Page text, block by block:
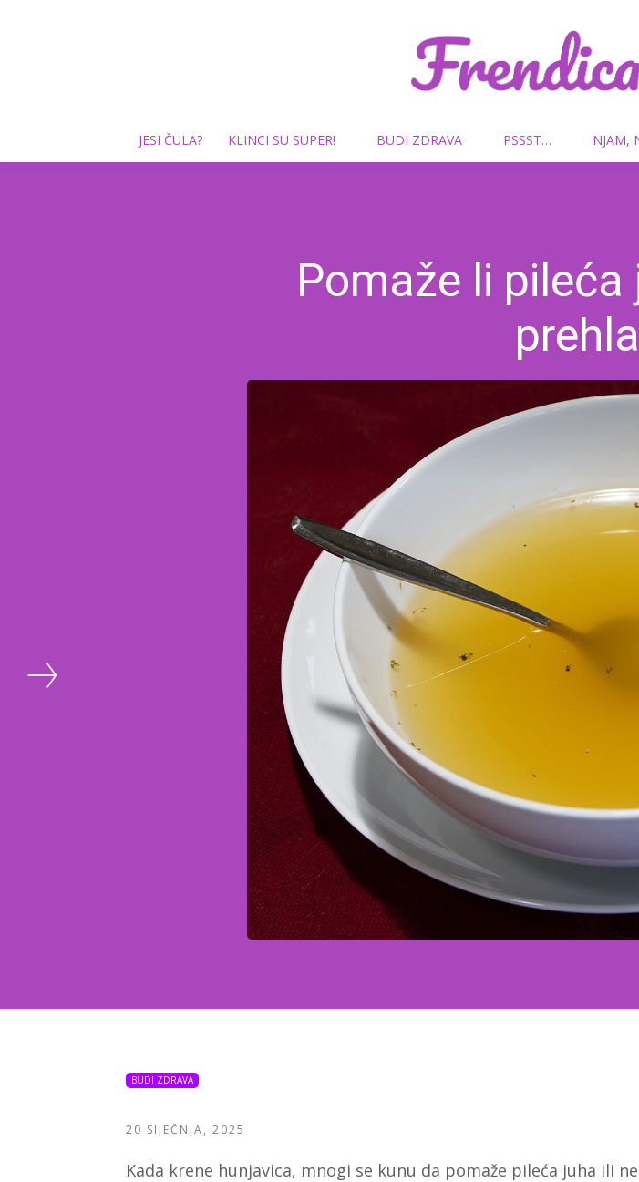
JESI ČULA? KLINCI SU SUPER! BUDI ZDRAVA PSSST… NJAM,
Pomaže li
BUDI ZDRAVA
20 SIJEČNJA, 2025
Kada krene hunjavica, mnogi se kunu da pomaže pileća juha ili